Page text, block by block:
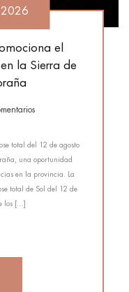
el
la Sierra de
total del 12 de agosto
una oportunidad
en la provincia. La
total de Sol del 12 de
los […]